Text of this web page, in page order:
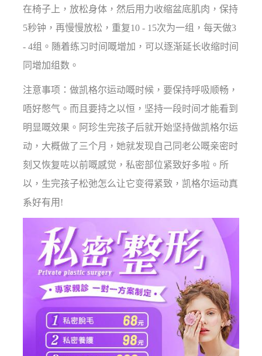
在椅子上，放松身体，然后用力收缩盆底肌肉，保持
5秒钟，再慢慢放松，重复10 - 15次为一组，每天做3
- 4组。随着练习时间嘅增加，可以逐渐延长收缩时间
同增加组数。
注意事项：做凯格尔运动嘅时候，要保持呼吸顺畅，
唔好憋气。而且要持之以恒，坚持一段时间才能看到
明显嘅效果。阿珍生完孩子后就开始坚持做凯格尔运
动，大概做了三个月，她就发现自己同老公嘅亲密时
刻又恢复咗以前嘅感觉，私密部位紧致好多啦。所
以，生完孩子松弛怎么让它变得紧致，凯格尔运动真
系好有用!